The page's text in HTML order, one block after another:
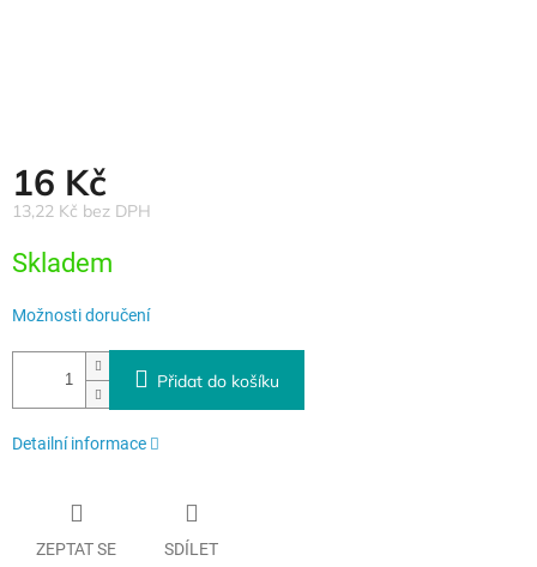
16 Kč
13,22 Kč bez DPH
cena:
Skladem
Možnosti doručení
Přidat do košíku
Detailní informace
ZEPTAT SE SDÍLET